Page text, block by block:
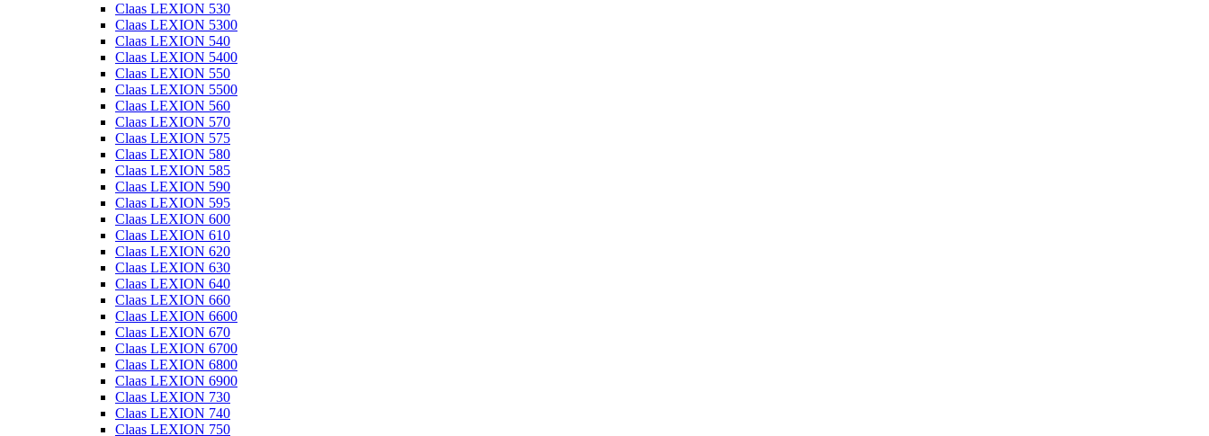
Claas LEXION 530
Claas LEXION 5300
Claas LEXION 540
Claas LEXION 5400
Claas LEXION 550
Claas LEXION 5500
Claas LEXION 560
Claas LEXION 570
Claas LEXION 575
Claas LEXION 580
Claas LEXION 585
Claas LEXION 590
Claas LEXION 595
Claas LEXION 600
Claas LEXION 610
Claas LEXION 620
Claas LEXION 630
Claas LEXION 640
Claas LEXION 660
Claas LEXION 6600
Claas LEXION 670
Claas LEXION 6700
Claas LEXION 6800
Claas LEXION 6900
Claas LEXION 730
Claas LEXION 740
Claas LEXION 750